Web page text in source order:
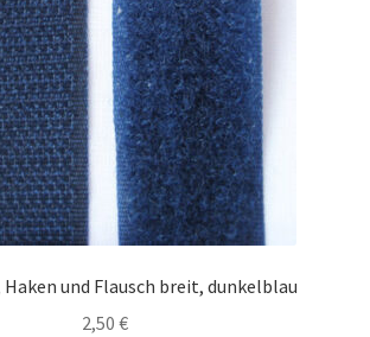
und Flausch breit, dunkelblau
2,50 €